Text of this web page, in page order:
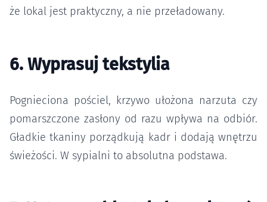
że lokal jest praktyczny, a nie przeładowany.
6. Wyprasuj tekstylia
Pognieciona pościel, krzywo ułożona narzuta czy
pomarszczone zasłony od razu wpływa na odbiór.
Gładkie tkaniny porządkują kadr i dodają wnętrzu
świeżości. W sypialni to absolutna podstawa.